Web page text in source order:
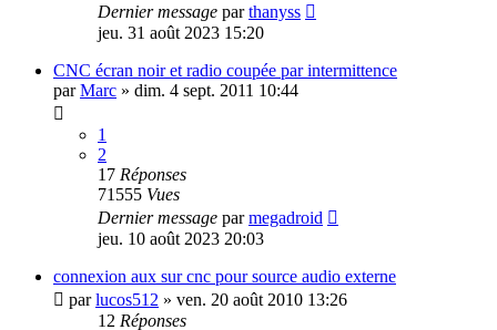
Dernier message parthanyss
jeu. 31 août 2023 15:20
CNC écran noir et radio coupée par intermittence
parMarc » dim. 4 sept. 2011 10:44
1
2
17 Réponses
71555 Vues
Dernier message parmegadroid
jeu. 10 août 2023 20:03
connexion aux sur cnc pour source audio externe
parlucos512 » ven. 20 août 2010 13:26
12 Réponses